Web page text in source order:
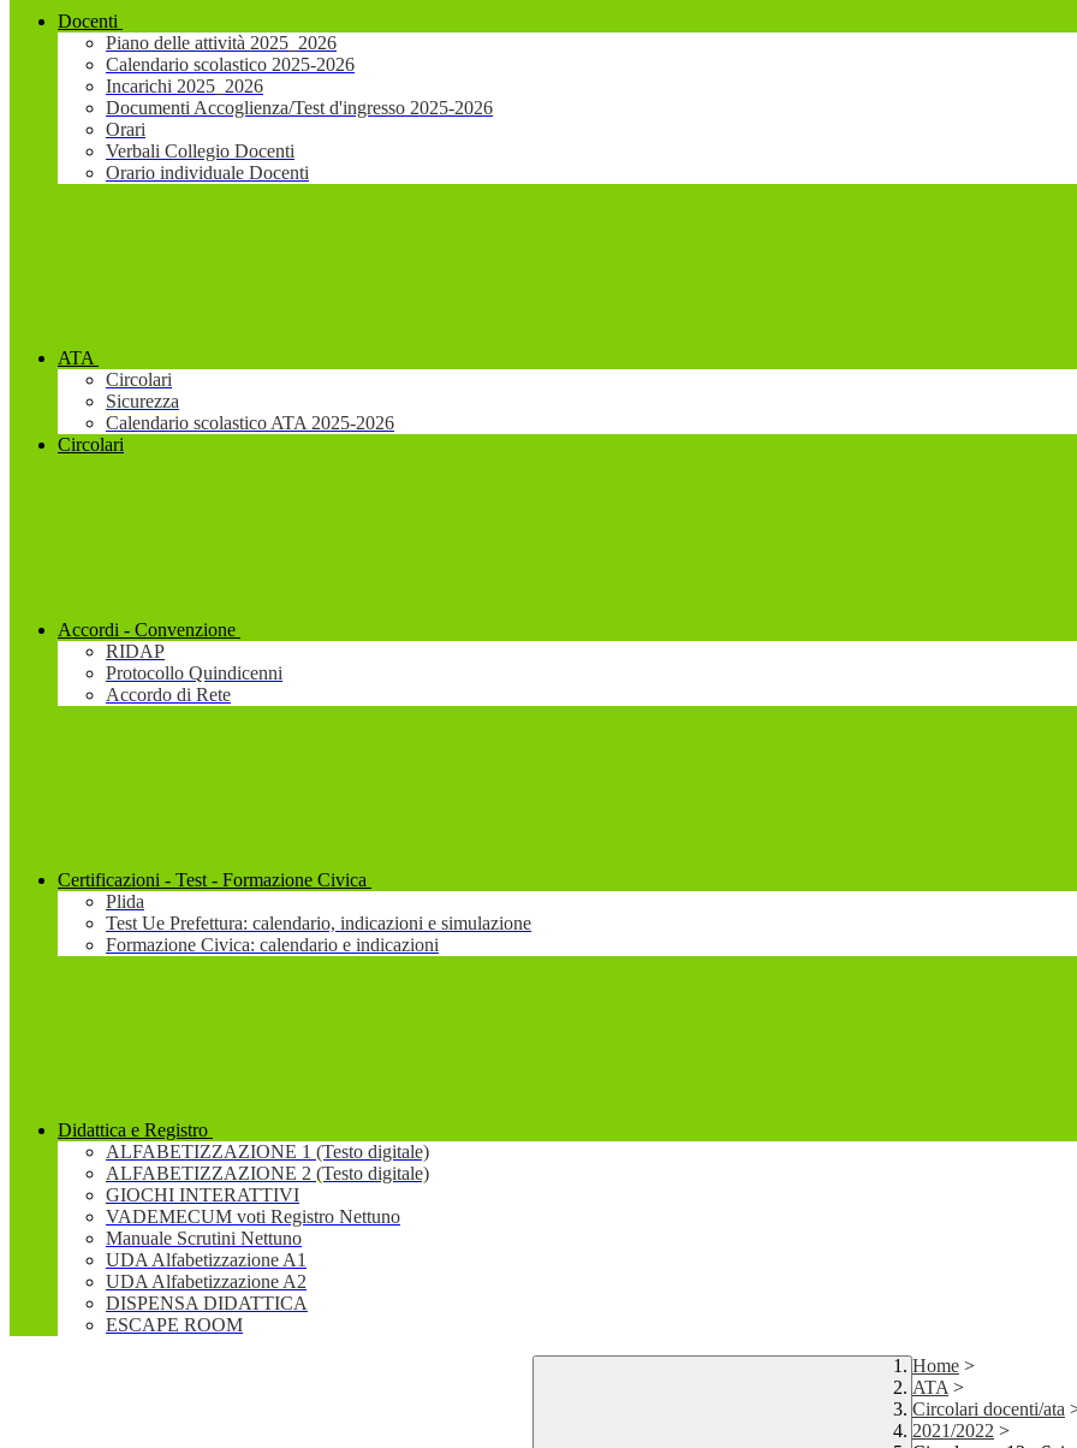
Docenti
Piano delle attività 2025_2026
Calendario scolastico 2025-2026
Incarichi 2025_2026
Documenti Accoglienza/Test d'ingresso 2025-2026
Orari
Verbali Collegio Docenti
Orario individuale Docenti
ATA
Circolari
Sicurezza
Calendario scolastico ATA 2025-2026
Circolari
Accordi - Convenzione
RIDAP
Protocollo Quindicenni
Accordo di Rete
Certificazioni - Test - Formazione Civica
Plida
Test Ue Prefettura: calendario, indicazioni e simulazione
Formazione Civica: calendario e indicazioni
Didattica e Registro
ALFABETIZZAZIONE 1 (Testo digitale)
ALFABETIZZAZIONE 2 (Testo digitale)
GIOCHI INTERATTIVI
VADEMECUM voti Registro Nettuno
Manuale Scrutini Nettuno
UDA Alfabetizzazione A1
UDA Alfabetizzazione A2
DISPENSA DIDATTICA
ESCAPE ROOM
Home >
ATA >
Circolari docenti/ata
2021/2022 >